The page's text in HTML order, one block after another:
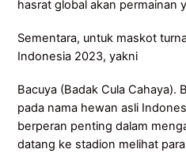
hasrat global akan permainan
Sementara, untuk maskot
Indonesia 2023, yakni
Bacuya (Badak Cula Cahaya).
pada nama hewan asli
berperan penting dalam
datang ke stadion melihat